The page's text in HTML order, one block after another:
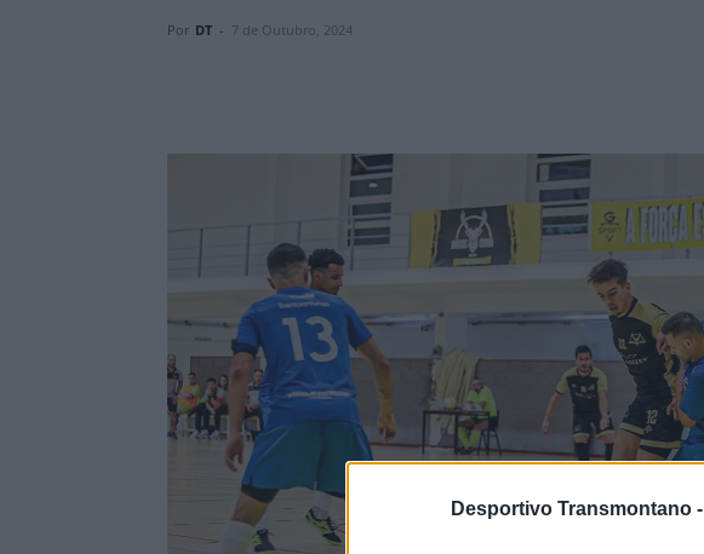
Desportivo Transmontano -
Por DT - 7 de Outubro, 2024